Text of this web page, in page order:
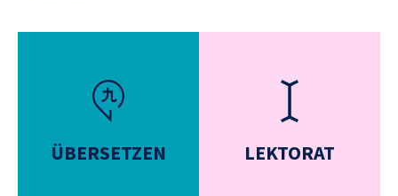
ÜBERSETZEN LEKTORAT